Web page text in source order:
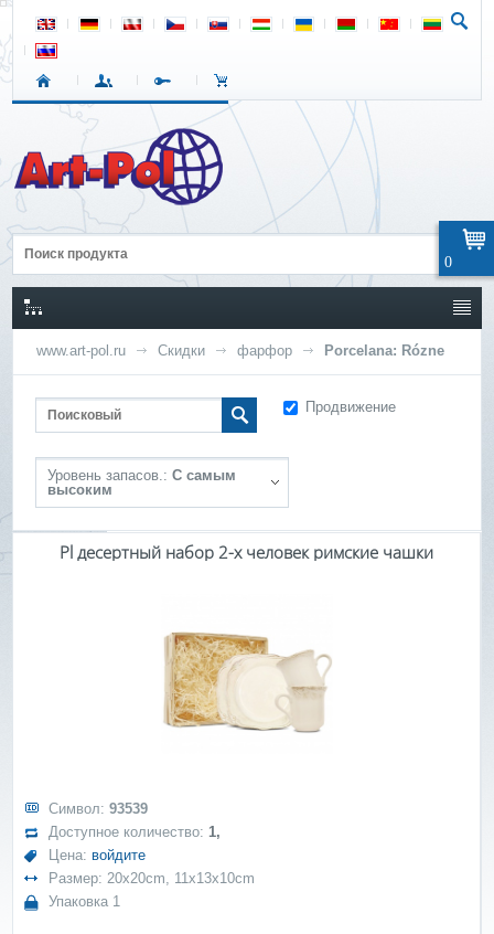
www.art-pol.ru Скидки фарфор Porcelana: Rózne
Продвижение
Уровень запасов.: С самым
высоким
Pl десертный набор 2-х человек римские чашки
Символ:93539
Доступное количество:1,
Цена: войдите
Размер: 20x20cm, 11x13x10cm
Упаковка 1
0